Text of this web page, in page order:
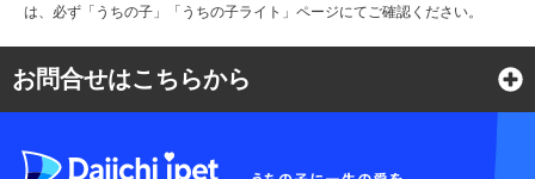
は、必ず「うちの子」「うちの子ライト」ページにてご確認ください。
お問合せはこちらから